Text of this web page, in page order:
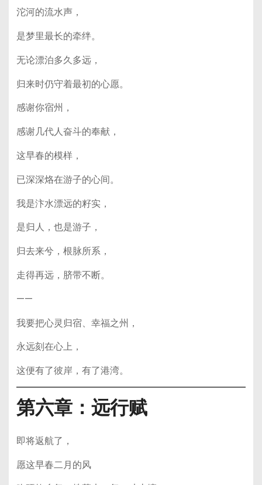
沱河的流水声，
是梦里最长的牵绊。
无论漂泊多久多远，
归来时仍守着最初的心愿。
感谢你宿州，
感谢几代人奋斗的奉献，
这早春的模样，
已深深烙在游子的心间。
我是汴水漂远的籽实，
是归人，也是游子，
归去来兮，根脉所系，
走得再远，脐带不断。
——
我要把心灵归宿、幸福之州，
永远刻在心上，
这便有了彼岸，有了港湾。
第六章：远行赋
即将返航了，
愿这早春二月的风